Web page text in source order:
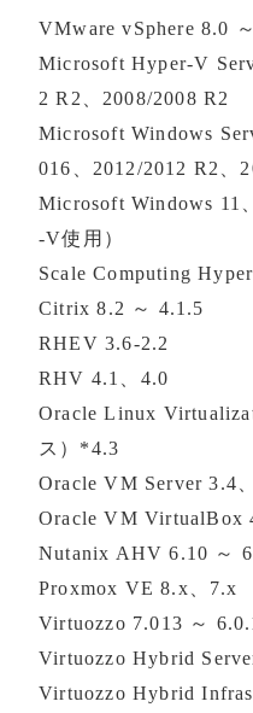
VMware vSphere 8.0
Microsoft Hyper-V
2 R2、2008/2008 R2
Microsoft Windows
016、2012/2012 R2、
Microsoft Windows 11
-V使用）
Scale Computing
Citrix 8.2 ～ 4.1.5
RHEV 3.6-2.2
RHV 4.1、4.0
Oracle Linux
ス）*4.3
Oracle VM Server 3.4
Oracle VM VirtualBox
Nutanix AHV 6.10 ～
Proxmox VE 8.x、7.x
Virtuozzo 7.013 ～
Virtuozzo Hybrid
Virtuozzo Hybrid